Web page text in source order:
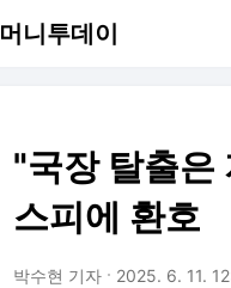
머니투데이
"국장 탈출
스피에 환호
박수현 기자 2025. 6. 11.